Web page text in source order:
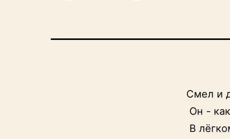
Смел и